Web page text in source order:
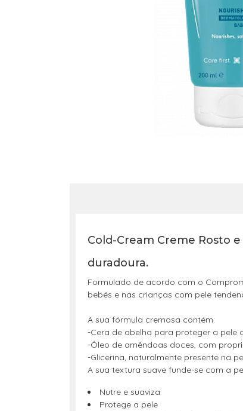
Cold-Cream Creme Rosto
duradoura.
Formulado de acordo com o
bebés e nas crianças com pele
A sua fórmula cremosa contém:
-Cera de abelha para proteger a pele
-Óleo de amêndoas doces, com
-Glicerina, naturalmente presente na
A sua textura suave funde-se com a
Nutre e suaviza
Protege a pele